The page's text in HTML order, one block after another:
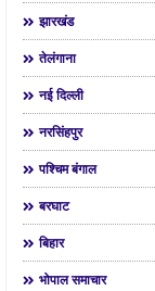
झारखंड
तेलंगाना
नई दिल्ली
नरसिंहपुर
पश्चिम बंगाल
बरघाट
बिहार
भोपाल समाचार